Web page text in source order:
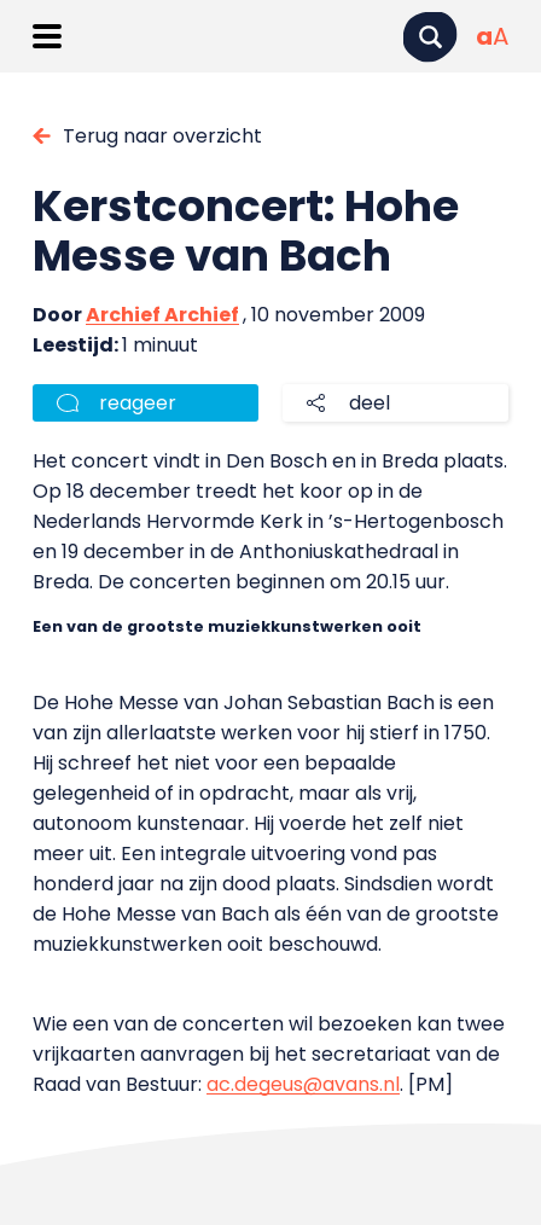
aA
Terug naar overzicht
Kerstconcert: Hohe
Messe van Bach
DoorArchief Archief, 10 november 2009
Leestijd:1 minuut
reageer deel
Het concert vindt in Den Bosch en in Breda plaats.
Op 18 december treedt het koor op in de
Nederlands Hervormde Kerk in ’s-Hertogenbosch
en 19 december in de Anthoniuskathedraal in
Breda. De concerten beginnen om 20.15 uur.
Een van de grootste muziekkunstwerken ooit
De Hohe Messe van Johan Sebastian Bach is een
van zijn allerlaatste werken voor hij stierf in 1750.
Hij schreef het niet voor een bepaalde
gelegenheid of in opdracht, maar als vrij,
autonoom kunstenaar. Hij voerde het zelf niet
meer uit. Een integrale uitvoering vond pas
honderd jaar na zijn dood plaats. Sindsdien wordt
de Hohe Messe van Bach als één van de grootste
muziekkunstwerken ooit beschouwd.
Wie een van de concerten wil bezoeken kan twee
vrijkaarten aanvragen bij het secretariaat van de
Raad van Bestuur: ac.degeus@avans.nl. [PM]